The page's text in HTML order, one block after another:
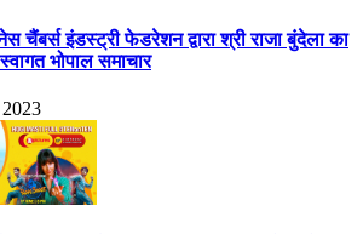
चैंबर्स इंडस्ट्री फेडरेशन द्वारा श्री राजा बुंदेला का
भोपाल समाचार